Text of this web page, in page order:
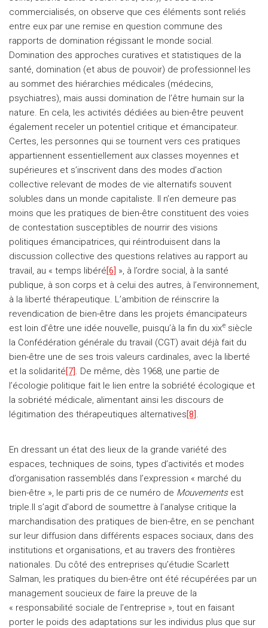
commercialisés, on observe que ces éléments sont reliés
entre eux par une remise en question commune des
rapports de domination régissant le monde social.
Domination des approches curatives et statistiques de la
santé, domination (et abus de pouvoir) de professionnel·les
au sommet des hiérarchies médicales (médecins,
psychiatres), mais aussi domination de l’être humain sur la
nature. En cela, les activités dédiées au bien-être peuvent
également receler un potentiel critique et émancipateur.
Certes, les personnes qui se tournent vers ces pratiques
appartiennent essentiellement aux classes moyennes et
supérieures et s’inscrivent dans des modes d’action
collective relevant de modes de vie alternatifs souvent
solubles dans un monde capitaliste. Il n’en demeure pas
moins que les pratiques de bien-être constituent des voies
de contestation susceptibles de nourrir des visions
politiques émancipatrices, qui réintroduisent dans la
discussion collective des questions relatives au rapport au
travail, au « temps libéré[6] », à l’ordre social, à la santé
publique, à son corps et à celui des autres, à l’environnement,
à la liberté thérapeutique. L’ambition de réinscrire la
revendication de bien-être dans les projets émancipateurs
est loin d’être une idée nouvelle, puisqu’à la fin du xixe siècle
la Confédération générale du travail (CGT) avait déjà fait du
bien-être une de ses trois valeurs cardinales, avec la liberté
et la solidarité[7]. De même, dès 1968, une partie de
l’écologie politique fait le lien entre la sobriété écologique et
la sobriété médicale, alimentant ainsi les discours de
légitimation des thérapeutiques alternatives[8].
En dressant un état des lieux de la grande variété des
espaces, techniques de soins, types d’activités et modes
d’organisation rassemblés dans l’expression « marché du
bien-être », le parti pris de ce numéro de Mouvementsest
triple.Il s’agit d’abord de soumettre à l’analyse critique la
marchandisation des pratiques de bien-être, en se penchant
sur leur diffusion dans différents espaces sociaux, dans des
institutions et organisations, et au travers des frontières
nationales. Du côté des entreprises qu’étudie Scarlett
Salman, les pratiques du bien-être ont été récupérées par un
management soucieux de faire la preuve de la
« responsabilité sociale de l’entreprise », tout en faisant
porter le poids des adaptations sur les individus plus que sur